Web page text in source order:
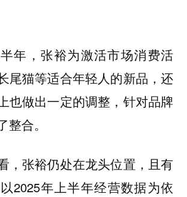
年，张裕为激活市场消费活
尾猫等适合年轻人的新品，还
也做出一定的调整，针对品牌
合。
，张裕仍处在龙头位置，且有
2025年上半年经营数据为依